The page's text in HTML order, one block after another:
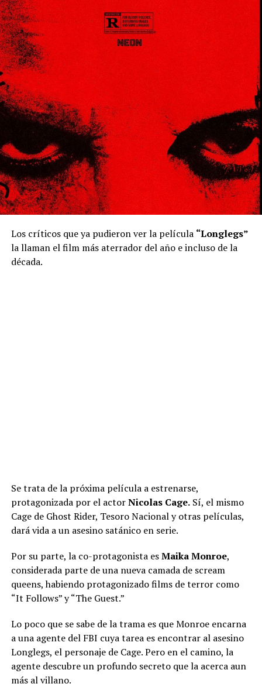
Los críticos que ya pudieron ver la película “Longlegs”
la llaman el film más aterrador del año e incluso de la
década.
Se trata de la próxima película a estrenarse,
protagonizada por el actorNicolas Cage.Sí, el mismo
Cage de Ghost Rider, Tesoro Nacional y otras películas,
dará vida a un asesino satánico en serie.
Por su parte, la co-protagonista esMaika Monroe,
considerada parte de una nueva camada de scream
queens, habiendo protagonizado films de terror como
“It Follows” y “The Guest.”
Lo poco que se sabe de la trama es que Monroe encarna
a una agente del FBI cuya tarea es encontrar al asesino
Longlegs, el personaje de Cage. Pero en el camino, la
agente descubre un profundo secreto que la acerca aun
más al villano.